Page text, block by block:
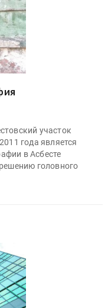
участок
года является
в Асбесте
головного